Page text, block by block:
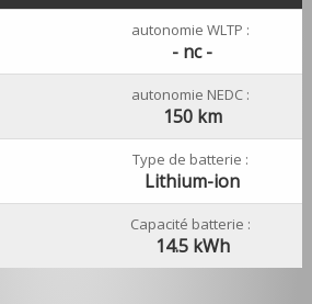
autonomie WLTP :
- nc -
autonomie NEDC :
150 km
Type de batterie :
Lithium-ion
Capacité batterie :
14.5 kWh